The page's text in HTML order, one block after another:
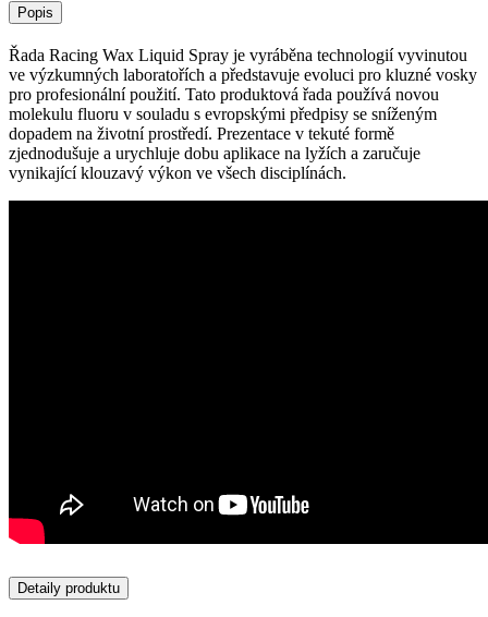
Popis
Řada Racing Wax Liquid Spray je vyráběna technologií vyvinutou
ve výzkumných laboratořích a představuje evoluci pro kluzné vosky
pro profesionální použití. Tato produktová řada používá novou
molekulu fluoru v souladu s evropskými předpisy se sníženým
dopadem na životní prostředí. Prezentace v tekuté formě
zjednodušuje a urychluje dobu aplikace na lyžích a zaručuje
vynikající klouzavý výkon ve všech disciplínách.
Detaily produktu